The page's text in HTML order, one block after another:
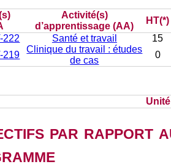
Activité(s)
d’apprentissage (AA)
HT(*)
222
Santé et travail
15
219
Clinique du travail : études
de cas
0
par rapport